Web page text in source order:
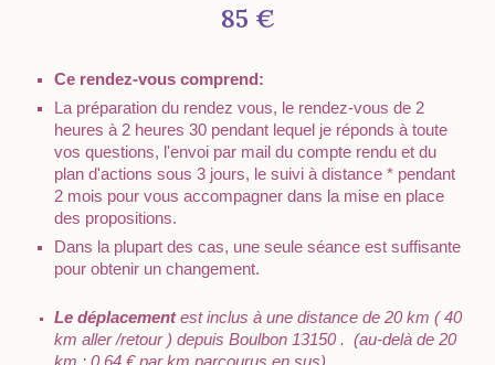
85 €
Ce rendez-vous comprend:
La préparation du rendez vous, le rendez-vous de 2
heures à 2 heures 30 pendant lequel je réponds à toute
vos questions, l'envoi par mail du compte rendu et du
plan d'actions sous 3 jours, le suivi à distance * pendant
2 mois pour vous accompagner dans la mise en place
des propositions.
Dans la plupart des cas, une seule séance est suffisante
pour obtenir un changement.
Le déplacementest inclus à une distance de 20 km ( 40
km aller /retour ) depuis Boulbon 13150 . (au-delà de 20
km : 0.64 € par km parcourus en sus)